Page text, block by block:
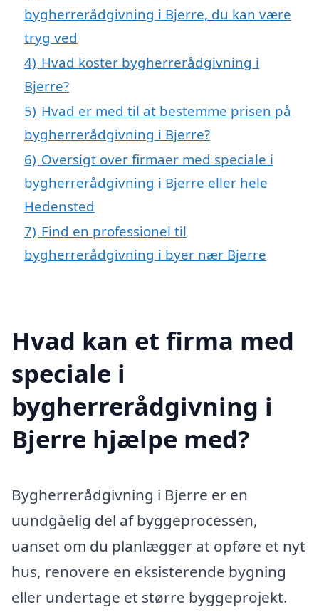
bygherrerådgivning i Bjerre, du kan være
tryg ved
4) Hvad koster bygherrerådgivning i
Bjerre?
5) Hvad er med til at bestemme prisen på
bygherrerådgivning i Bjerre?
6) Oversigt over firmaer med speciale i
bygherrerådgivning i Bjerre eller hele
Hedensted
7) Find en professionel til
bygherrerådgivning i byer nær Bjerre
Hvad kan et firma med
speciale i
bygherrerådgivning i
Bjerre hjælpe med?
Bygherrerådgivning i Bjerre er en
uundgåelig del af byggeprocessen,
uanset om du planlægger at opføre et nyt
hus, renovere en eksisterende bygning
eller undertage et større byggeprojekt.